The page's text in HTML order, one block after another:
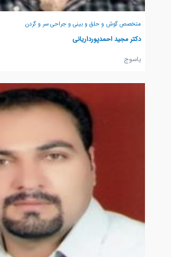
متخصص گوش و حلق و بینی و جراحی سر و گردن
دکتر مجید احمدپورداریانی
ياسوج